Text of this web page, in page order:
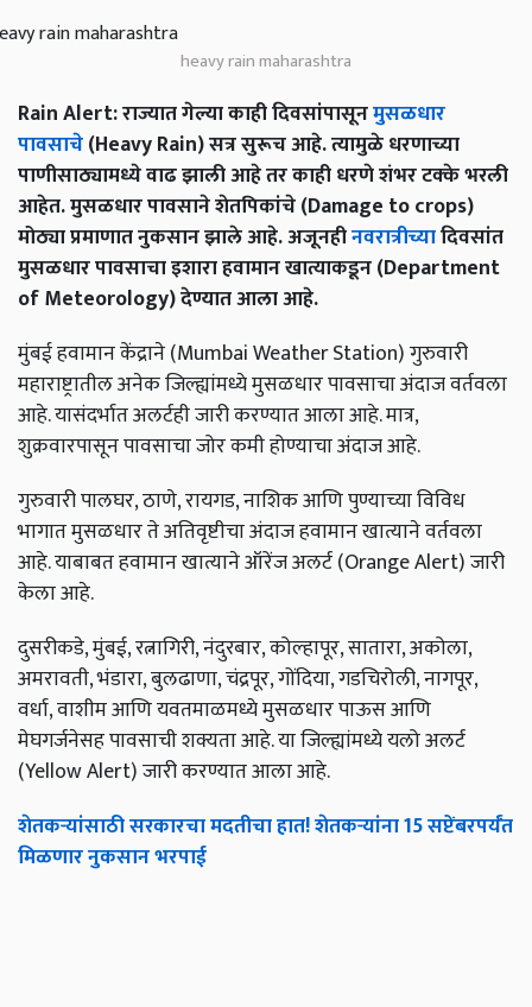
heavy rain maharashtra
Rain Alert: राज्यात गेल्या काही दिवसांपासूनमुसळधार
पावसाचे(Heavy Rain) सत्र सुरूच आहे. त्यामुळे धरणाच्या
पाणीसाठ्यामध्ये वाढ झाली आहे तर काही धरणे शंभर टक्के भरली
आहेत. मुसळधार पावसाने शेतपिकांचे (Damage to crops)
मोठ्या प्रमाणात नुकसान झाले आहे. अजूनहीनवरात्रीच्यादिवसांत
मुसळधार पावसाचा इशारा हवामान खात्याकडून (Department
of Meteorology) देण्यात आला आहे.
मुंबई हवामान केंद्राने (Mumbai Weather Station) गुरुवारी
महाराष्ट्रातील अनेक जिल्ह्यांमध्ये मुसळधार पावसाचा अंदाज वर्तवला
आहे. यासंदर्भात अलर्टही जारी करण्यात आला आहे. मात्र,
शुक्रवारपासून पावसाचा जोर कमी होण्याचा अंदाज आहे.
गुरुवारी पालघर, ठाणे, रायगड, नाशिक आणि पुण्याच्या विविध
भागात मुसळधार ते अतिवृष्टीचा अंदाज हवामान खात्याने वर्तवला
आहे. याबाबत हवामान खात्याने ऑरेंज अलर्ट (Orange Alert) जारी
केला आहे.
दुसरीकडे, मुंबई, रत्नागिरी, नंदुरबार, कोल्हापूर, सातारा, अकोला,
अमरावती, भंडारा, बुलढाणा, चंद्रपूर, गोंदिया, गडचिरोली, नागपूर,
वर्धा, वाशीम आणि यवतमाळमध्ये मुसळधार पाऊस आणि
मेघगर्जनेसह पावसाची शक्यता आहे. या जिल्ह्यांमध्ये यलो अलर्ट
(Yellow Alert) जारी करण्यात आला आहे.
शेतकऱ्यांसाठी सरकारचा मदतीचा हात! शेतकऱ्यांना 15 सप्टेंबरपर्यंत
मिळणार नुकसान भरपाई